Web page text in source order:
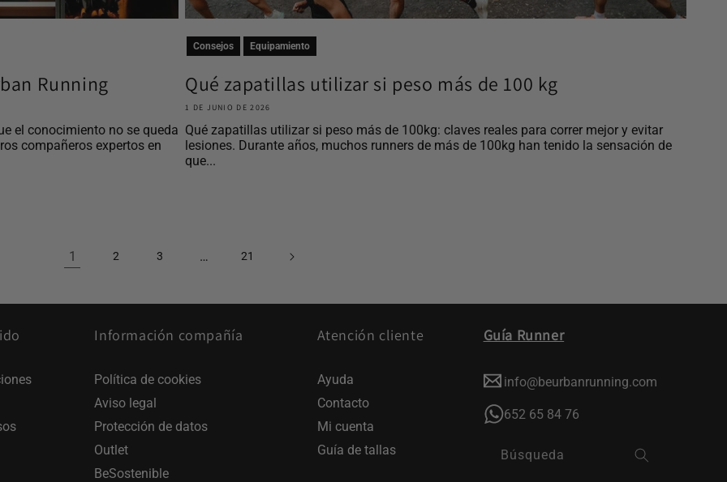
Running
el conocimiento no se queda
compañeros expertos en
Consejos Equipamiento
Qué zapatillas utilizar si peso más de 100 kg
1 DE JUNIO DE 2026
Qué zapatillas utilizar si peso más de 100kg: claves reales para correr mejor y evitar
lesiones. Durante años, muchos runners de más de 100kg han tenido la sensación de
que...
1 2 3 … 21
Información compañía
Política de cookies
Aviso legal
Protección de datos
Outlet
BeSostenible
Atención cliente
Ayuda
Contacto
Mi cuenta
Guía de tallas
Guía Runner
info@beurbanrunning.com
652 65 84 76
Búsqueda